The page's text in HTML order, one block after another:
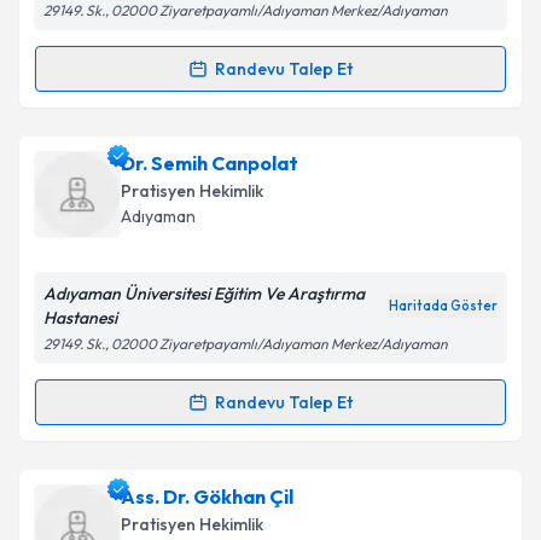
Kişisel verilerimin işlenmesine ilişkinAydınlatma
'ni okudum ve kişisel verilerimin belirtilen
kapsamda işlenmesini kabul ediyorum.
Takvim Talebini Gönder
29149. Sk., 02000 Ziyaretpayamlı/Adıyaman Merkez/Adıyaman
Randevu Talep Et
Randevu Takvimi Talebi
Dr. Fikret Köroğluiçin randevu takvimi talebi
oluşturun. Size bu uzmandan randevu almanız için bir
takvim hazırlandığında e-posta ile bilgilendireceğiz.
Kişisel verilerimin işlenmesine ilişkinAydınlatma
'ni okudum ve kişisel verilerimin belirtilen
kapsamda işlenmesini kabul ediyorum.
Takvim Talebini Gönder
Dr. Semih Canpolat
Pratisyen Hekimlik
Adıyaman
Adıyaman Üniversitesi Eğitim Ve Araştırma
Hastanesi
Haritada Göster
29149. Sk., 02000 Ziyaretpayamlı/Adıyaman Merkez/Adıyaman
Randevu Talep Et
Randevu Takvimi Talebi
Dr. Semih Canpolatiçin randevu takvimi talebi
oluşturun. Size bu uzmandan randevu almanız için bir
Ass. Dr. Gökhan Çil
Pratisyen Hekimlik